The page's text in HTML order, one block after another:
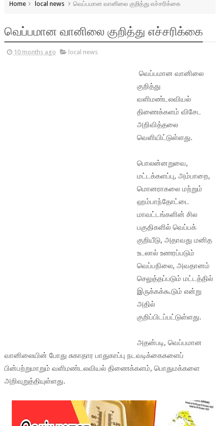
Home local news வெப்பமான வானிலை குறித்து எச்சரிக்கை
வெப்பமான வானிலை குறித்து எச்சரிக்கை
10 months ago local news
வெப்பமான வானிலை
குறித்து
வளிமண்டலவியல்
திணைக்களம் விசேட
அறிவித்தலை
வெளியிட்டுள்ளது.
பொலன்னறுவை,
மட்டக்களப்பு, அம்பாறை,
மொனராகலை மற்றும்
ஹம்பாந்தோட்டை
மாவட்டங்களின் சில
பகுதிகளில் வெப்பக்
குறியீடு, அதாவது மனித
உடலால் உணரப்படும்
வெப்பநிலை, அவதானம்
செலுத்தப்படும் மட்டத்தில்
இருக்கக்கூடும் என்று
அதில்
குறிப்பிடப்பட்டுள்ளது.
அதன்படி, வெப்பமான
வானிலையின் போது சுகாதார பாதுகாப்பு நடவடிக்கைகளைப்
பின்பற்றுமாறும் வளிமண்டலவியல் திணைக்களம், பொதுமக்களை
அறிவுறுத்தியுள்ளது.